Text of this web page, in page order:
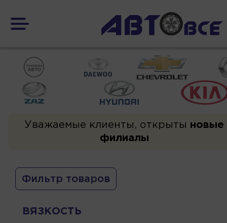
Уважаемые клиенты, открыты новые
филиалы
Фильтр товаров
ВЯЗКОСТЬ